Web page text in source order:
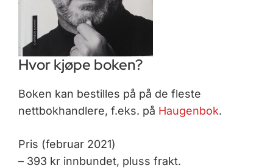
Hvor kjøpe boken?
Boken kan bestilles på på de fleste
nettbokhandlere, f.eks. på Haugenbok.
Pris (februar 2021)
– 393 kr innbundet, pluss frakt.